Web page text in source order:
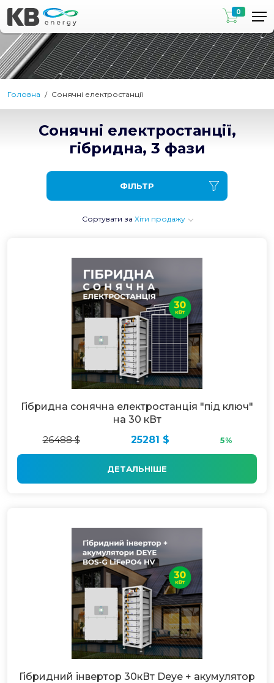
0
Головна Сонячні електростанції
Сонячні електростанції,
гібридна, 3 фази
ФІЛЬТР
Сортувати за Хіти продажу
Гібридна сонячна електростанція "під ключ"
на 30 кВт
26488 $
25281 $ 5%
ДЕТАЛЬНІШЕ
Гібридний інвертор 30кВт Deye + акумулятор